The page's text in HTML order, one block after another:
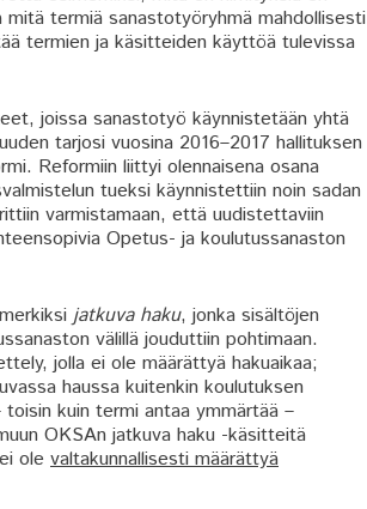
termiä sanastotyöryhmä mahdollisesti
termien ja käsitteiden käyttöä tulevissa
joissa sanastotyö käynnistetään yhtä
tarjosi vuosina 2016–2017 hallituksen
Reformiin liittyi olennaisena osana
tueksi käynnistettiin noin sadan
varmistamaan, että uudistettaviin
Opetus- ja koulutussanaston
jatkuva haku, jonka sisältöjen
välillä jouduttiin pohtimaan.
jolla ei ole määrättyä hakuaikaa;
haussa kuitenkin koulutuksen
kuin termi antaa ymmärtää –
OKSAn jatkuva haku -käsitteitä
ole valtakunnallisesti määrättyä